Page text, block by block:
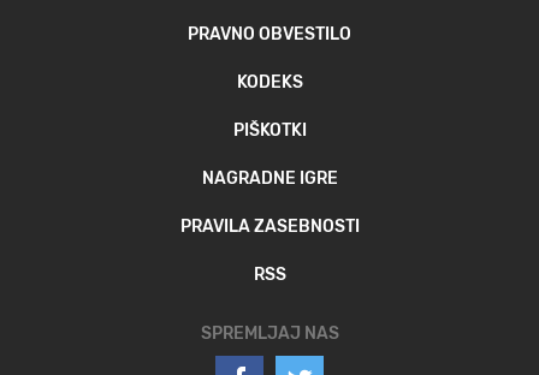
PRAVNO OBVESTILO
KODEKS
PIŠKOTKI
NAGRADNE IGRE
PRAVILA ZASEBNOSTI
RSS
SPREMLJAJ NAS